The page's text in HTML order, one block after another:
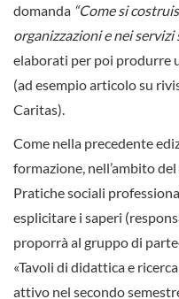
domanda “Come si
organizzazioni e nei servizi
elaborati per poi produrre
(ad esempio articolo su
Caritas).
Come nella precedente
formazione, nell’ambito
Pratiche sociali
esplicitare i saperi
proporrà al gruppo di
«Tavoli di didattica e
attivo nel secondo